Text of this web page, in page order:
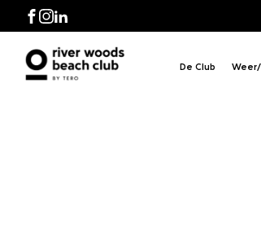
Facebook
Instagram
LinkedIn
De Club